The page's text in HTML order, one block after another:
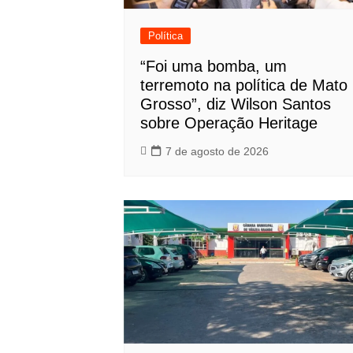
Política
“Foi uma bomba, um
terremoto na política de Mato
Grosso”, diz Wilson Santos
sobre Operação Heritage
7 de agosto de 2026